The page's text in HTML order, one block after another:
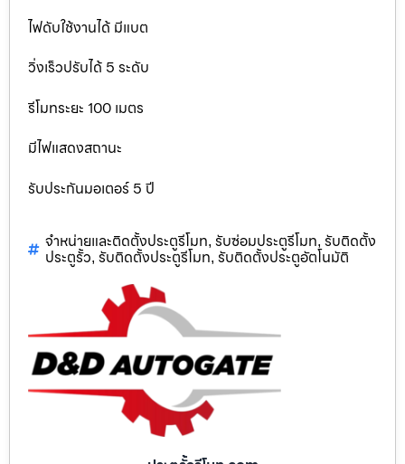
ไฟดับใช้งานได้ มีแบต
วิ่งเร็วปรับได้ 5 ระดับ
รีโมทระยะ 100 เมตร
มีไฟแสดงสถานะ
รับประกันมอเตอร์ 5 ปี
จำหน่ายและติดตั้งประตูรีโมท, รับซ่อมประตูรีโมท, รับติดตั้ง
ประตูรั้ว, รับติดตั้งประตูรีโมท, รับติดตั้งประตูอัตโนมัติ